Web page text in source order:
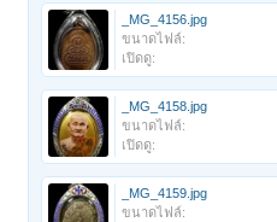
_MG_4156.jpg
ขนาดไฟล์:
เปิดดู:
_MG_4158.jpg
ขนาดไฟล์:
เปิดดู:
_MG_4159.jpg
ขนาดไฟล์: